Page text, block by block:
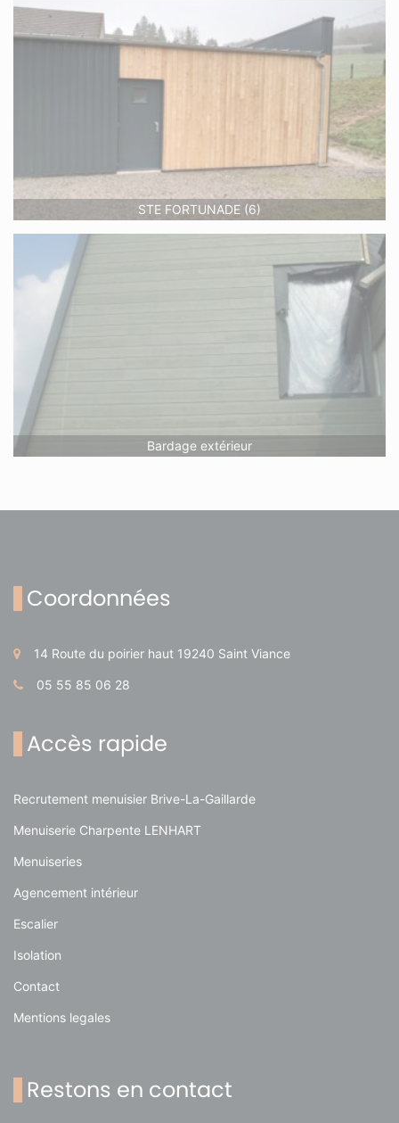
STE FORTUNADE (6)
Bardage extérieur
Coordonnées
14 Route du poirier haut 19240 Saint Viance
05 55 85 06 28
Accès rapide
Recrutement menuisier Brive-La-Gaillarde
Menuiserie Charpente LENHART
Menuiseries
Agencement intérieur
Escalier
Isolation
Contact
Mentions legales
Restons en contact